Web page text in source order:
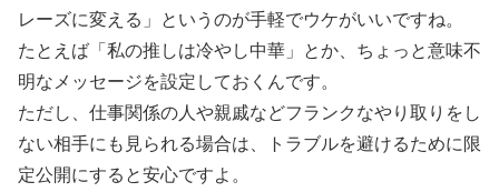
レーズに変える」というのが手軽でウケがいいですね。
たとえば「私の推しは冷やし中華」とか、ちょっと意味不
明なメッセージを設定しておくんです。
ただし、仕事関係の人や親戚などフランクなやり取りをし
ない相手にも見られる場合は、トラブルを避けるために限
定公開にすると安心ですよ。